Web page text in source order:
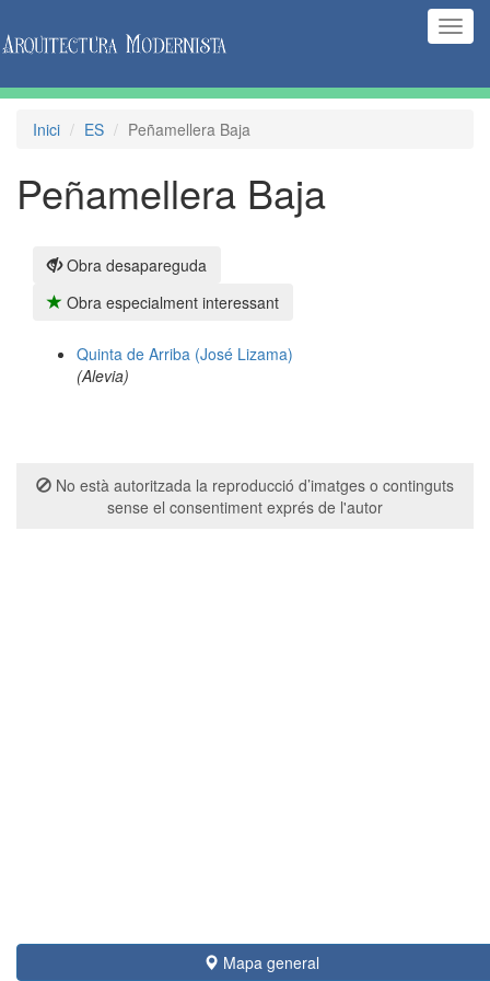
Inici ES Peñamellera Baja
Peñamellera Baja
Obra desapareguda
Obra especialment interessant
Quinta de Arriba (José Lizama)
(Alevia)
Mapa general
No està autoritzada la reproducció d’imatges o continguts
sense el consentiment exprés de l'autor